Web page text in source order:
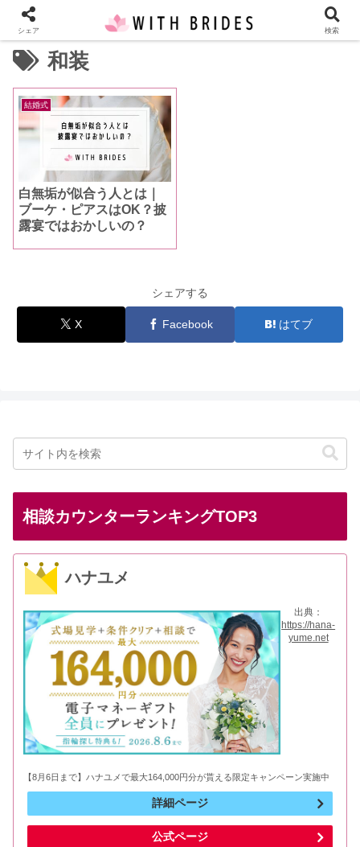
和装
結婚式
白無垢が似合う人とは｜
ブーケ・ピアスはOK？披
露宴ではおかしいの？
シェアする
X Facebook はてブ
相談カウンターランキングTOP3
ハナユメ
出典：
https://hana-
yume.net
【8月6日まで】ハナユメで最大164,000円分が貰える限定キャンペーン実施中
詳細ページ
公式ページ
シェア 検索